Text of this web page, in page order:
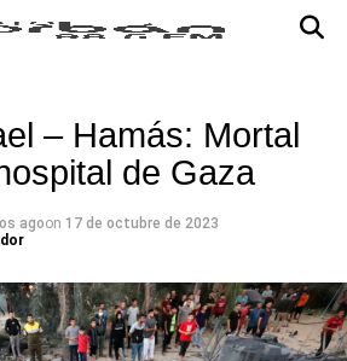
– Hamás: Mortal
de Gaza
agoon 17 de octubre de 2023